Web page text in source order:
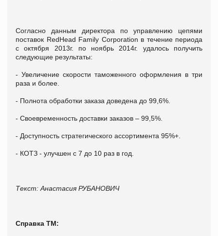
Согласно данным директора по управлению цепями
поставок RedHead Family Corporation в течение периода
с октября 2013г. по ноябрь 2014г. удалось получить
следующие результаты:
- Увеличение скорости таможенного оформления в три
раза и более.
- Полнота обработки заказа доведена до 99,6%.
- Своевременность доставки заказов – 99,5%.
- Доступность стратегического ассортимента 95%+.
- КОТЗ - улучшен с 7 до 10 раз в год.
Текст: Анастасия РУБАНОВИЧ
Справка ТМ: